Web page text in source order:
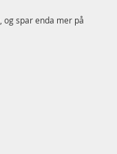
, og spar enda mer på